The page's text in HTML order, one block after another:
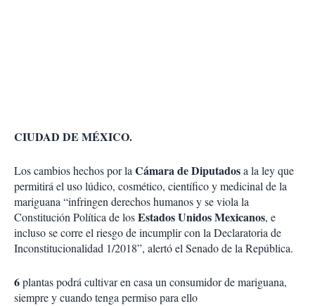
CIUDAD DE MÉXICO.
Los cambios hechos por laCámara de Diputadosa la ley que
permitirá el uso lúdico, cosmético, científico y medicinal de la
mariguana “infringen derechos humanos y se viola la
Constitución Política de losEstados Unidos Mexicanos, e
incluso se corre el riesgo de incumplir con la Declaratoria de
Inconstitucionalidad 1/2018”, alertó el Senado de la República.
6plantas podrá cultivar en casa un consumidor de mariguana,
siempre y cuando tenga permiso para ello